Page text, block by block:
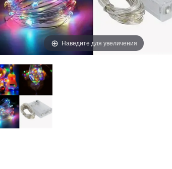
Наведите для увеличения